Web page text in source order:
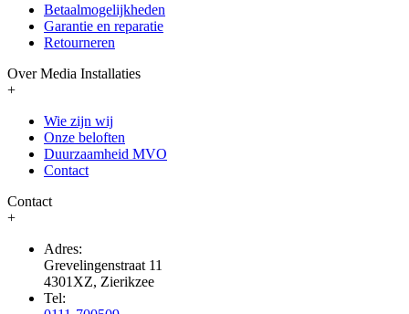
Betaalmogelijkheden
Garantie en reparatie
Retourneren
Over Media Installaties
+
Wie zijn wij
Onze beloften
Duurzaamheid MVO
Contact
Contact
+
Adres:
Grevelingenstraat 11
4301XZ, Zierikzee
Tel: